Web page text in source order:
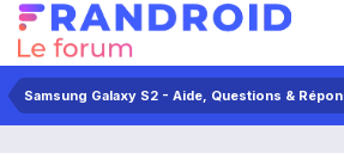
Samsung Galaxy S2 - Aide, Questions &